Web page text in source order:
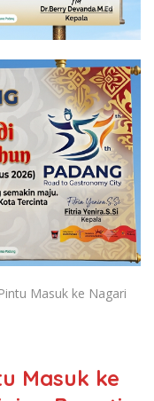
Masuk ke Nagari
Masuk ke